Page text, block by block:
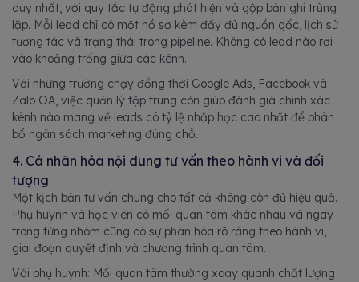
duy nhất, với quy tắc tự động phát hiện và gộp bản ghi trùng
lặp. Mỗi lead chỉ có một hồ sơ kèm đầy đủ nguồn gốc, lịch sử
tương tác và trạng thái trong pipeline. Không có lead nào rơi
vào khoảng trống giữa các kênh.
Với những trường chạy đồng thời Google Ads, Facebook và
Zalo OA, việc quản lý tập trung còn giúp đánh giá chính xác
kênh nào mang về leads có tỷ lệ nhập học cao nhất để phân
bổ ngân sách marketing đúng chỗ.
4. Cá nhân hóa nội dung tư vấn theo hành vi và đối
tượng
Một kịch bản tư vấn chung cho tất cả không còn đủ hiệu quả.
Phụ huynh và học viên có mối quan tâm khác nhau và ngay
trong từng nhóm cũng có sự phân hóa rõ ràng theo hành vi,
giai đoạn quyết định và chương trình quan tâm.
Với phụ huynh: Mối quan tâm thường xoay quanh chất lượng